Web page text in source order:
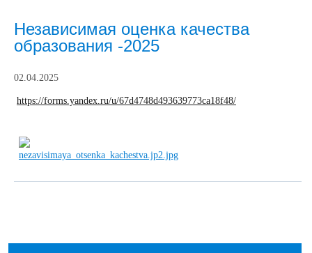
Независимая оценка качества
образования -2025
02.04.2025
https://forms.yandex.ru/u/67d4748d493639773ca18f48/